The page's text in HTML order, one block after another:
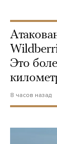
Это
8 часов назад